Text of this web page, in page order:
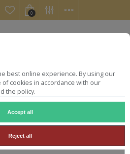
best online experience. By using our
cookies in accordance with our
the policy.
Accept all
Reject all
0
BARQUERO